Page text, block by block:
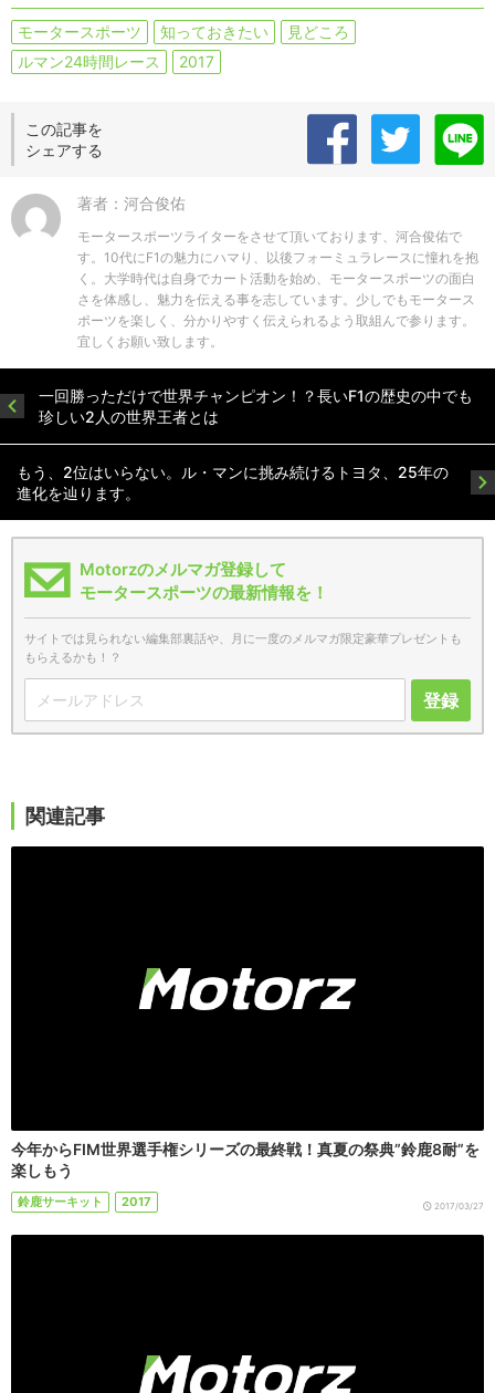
モータースポーツ 知っておきたい
見どころ
ルマン24時間レース
2017
この記事を
シェアする
著者：河合俊佑
モータースポーツライターをさせて頂いております、河合俊佑で
す。10代にF1の魅力にハマり、以後フォーミュラレースに憧れを抱
く。大学時代は自身でカート活動を始め、モータースポーツの面白
さを体感し、魅力を伝える事を志しています。少しでもモータース
ポーツを楽しく、分かりやすく伝えられるよう取組んで参ります。
宜しくお願い致します。
一回勝っただけで世界チャンピオン！？長いF1の歴史の中でも
珍しい2人の世界王者とは
もう、2位はいらない。ル・マンに挑み続けるトヨタ、25年の
進化を辿ります。
Motorzのメルマガ登録して
モータースポーツの最新情報を！
サイトでは見られない編集部裏話や、月に一度のメルマガ限定豪華プレゼントも
もらえるかも！？
登録
関連記事
今年からFIM世界選手権シリーズの最終戦！真夏の祭典”鈴鹿8耐”を
楽しもう
鈴鹿サーキット 2017 2017/03/27